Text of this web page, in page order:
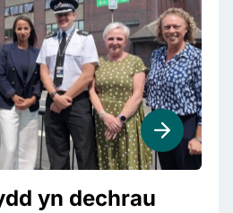
yn dechrau